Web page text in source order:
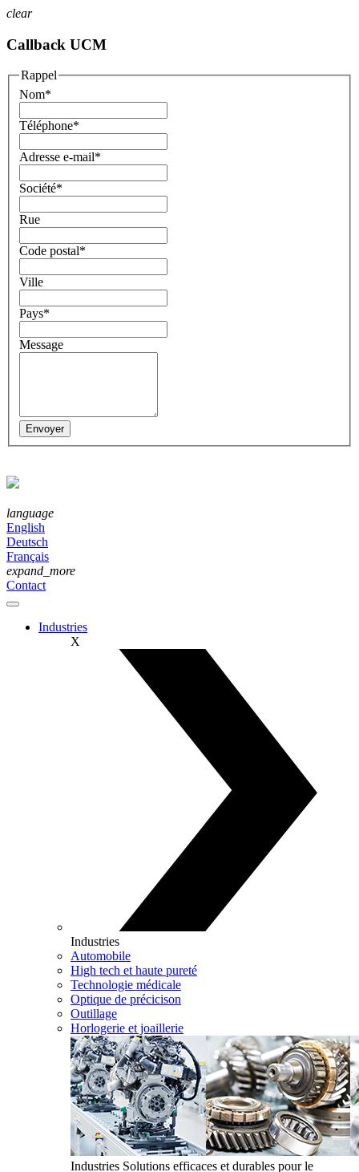
clear
Callback UCM
Rappel
Nom*
Téléphone*
Adresse e-mail*
Société*
Rue
Code postal*
Ville
Pays*
Message
language
English
Deutsch
Français
expand_more
Contact
Industries
X
Industries
Automobile
High tech et haute pureté
Technologie médicale
Optique de précicison
Outillage
Horlogerie et joaillerie
Industries Solutions efficaces et durables pour le